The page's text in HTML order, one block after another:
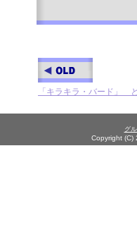
「キラキラ・バード」
グ
Copyright (C)